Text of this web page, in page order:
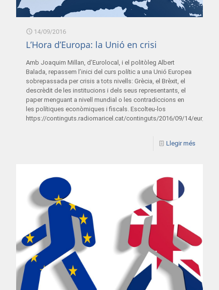
14/09/2016
L’Hora d’Europa: la Unió en crisi
Amb Joaquim Millan, d’Eurolocal, i el politòleg Albert
Balada, repassem l’inici del curs polític a una Unió Europea
sobrepassada per crisis a tots nivells: Grècia, el Brèxit, el
descrèdit de les institucions i dels seus representants, el
paper menguant a nivell mundial o les contradiccions en
les polítiques econòmiques i fiscals. Escolteu-los
https://continguts.radiomaricel.cat/continguts/2016/09/14/
Llegir més